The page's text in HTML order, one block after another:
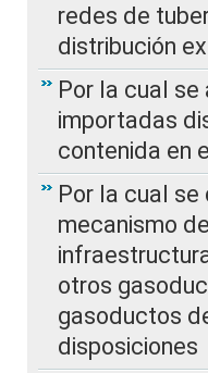
redes de
distribución
Por la cual
importadas
contenida en
Por la cual se
mecanismo
otros
gasoductos
disposiciones